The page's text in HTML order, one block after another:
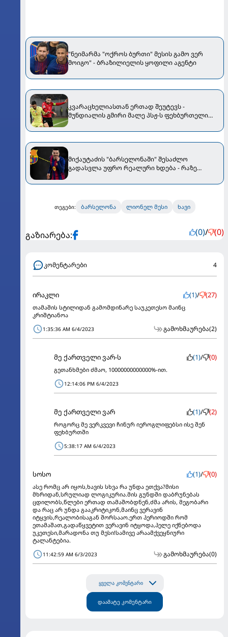
"ნეიმარმა "ოქროს ბურთი" მესის გამო ვერ
მოიგო" - ბრაზილიელის ყოფილი აგენტი
კვარაცხელიასთან ერთად შეუტევს -
მუნდიალის გმირი მალე პსჟ-ს ფეხბურთელი
მიქაუტაძის "ბარსელონაში" შესაძლო
გადასვლა უფრო რეალური ხდება - რაზე
მწვრთნელს
თეგები: ბარსელონა ლიონელ მესი ხავი
გაზიარება: (0)/ (0)
კომენტარები 4
ირაკლი (1)/ (27)
თამაშის სტილიდან გამომდინარე საუკეთესო მაინც
კრიშტიანოა
1:35:36 AM 6/4/2023 გამოხმაურება(2)
მე ქართველი ვარ-ს (1)/ (0)
გეთანხმები ძმაო, 10000000000000%-ით.
12:14:06 PM 6/4/2023
მე ქართველი ვარ (1)/ (2)
როგორც მე ვერკვევი ჩინურ იეროგლიფებსი ისე შენ
ფეხბურთში
5:38:17 AM 6/4/2023
სოსო (1)/ (0)
ასე რომც არ იყოს,ხავის სხვა რა უნდა ეთქვა?მისი
მხრიდან,სრულიად ლოგიკურია.მის გუნდში დაბრუნებას
ცდილობს,წლები ერთად თამაშობდნენ,ძმა არის, მეგობარი
და რაც არ უნდა გააკრიტიკონ,მაინც ვერავინ
იტყვის,რეალობისაგან შორსააო.ერთ პერიოდში რომ
ეთამაშათ,გადაწყვეტით ვერავინ იტყოდა,პელე იქნებოდა
უკეთესი,მარადონა თუ მესი!სამივე არაამქვეყნიური
ტალანტებია.
11:42:59 AM 6/3/2023 გამოხმაურება(0)
ყველა კომენტარი
დაამატე კომენტარი